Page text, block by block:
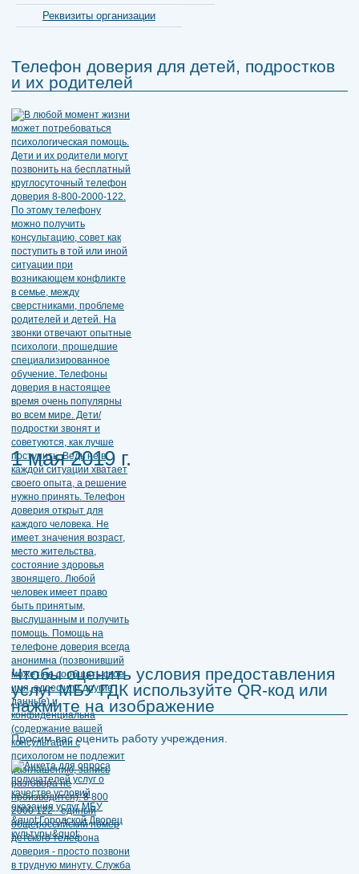
Реквизиты организации
Телефон доверия для детей, подростков
и их родителей
1 мая 2019 г.
Чтобы оценить условия предоставления
услуг МБУ ГДК используйте QR-код или
нажмите на изображение
Просим вас оценить работу учреждения.